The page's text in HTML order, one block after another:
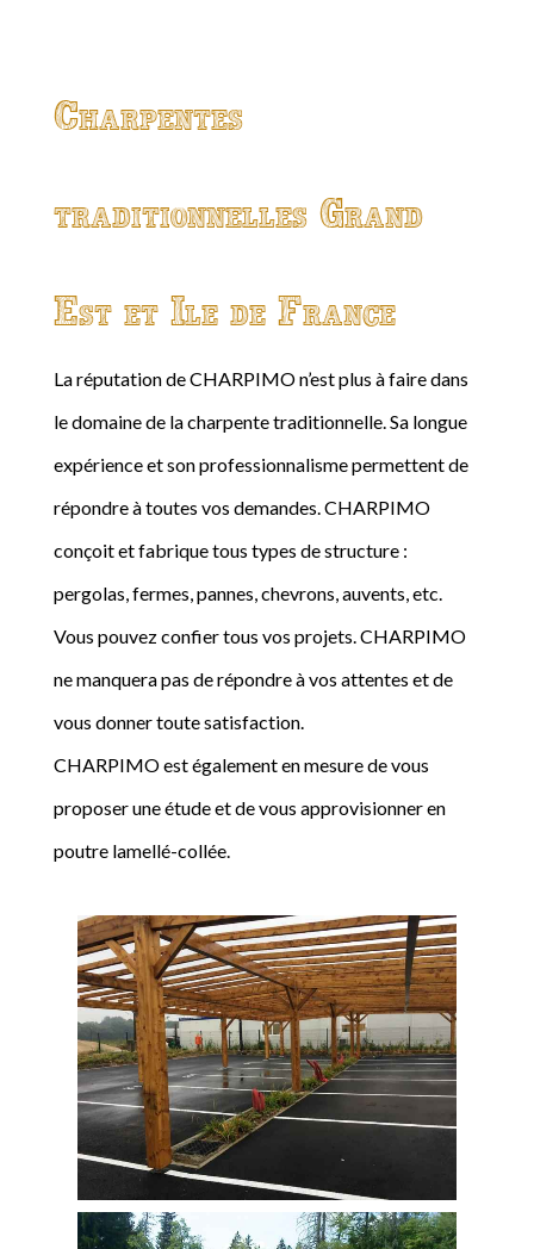
Charpentes
traditionnelles Grand
Est et Ile de France
La réputation de CHARPIMO n’est plus à faire dans
le domaine de la charpente traditionnelle. Sa longue
expérience et son professionnalisme permettent de
répondre à toutes vos demandes. CHARPIMO
conçoit et fabrique tous types de structure :
pergolas, fermes, pannes, chevrons, auvents, etc.
Vous pouvez confier tous vos projets. CHARPIMO
ne manquera pas de répondre à vos attentes et de
vous donner toute satisfaction.
CHARPIMO est également en mesure de vous
proposer une étude et de vous approvisionner en
poutre lamellé-collée.